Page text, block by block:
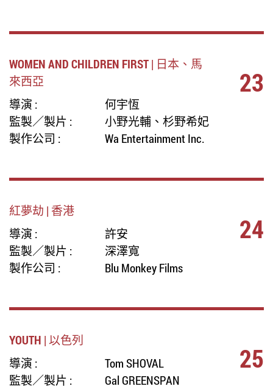
WOMEN AND CHILDREN FIRST | 日本、馬
來西亞
導演 :
何宇恆
監製／製片 :
小野光輔、杉野希妃
製作公司 :
Wa Entertainment Inc.
23
紅夢劫 | 香港
導演 :
許安
監製／製片 :
深澤寬
製作公司 :
Blu Monkey Films
24
YOUTH | 以色列
導演 :
Tom SHOVAL
監製／製片 :
Gal GREENSPAN
25